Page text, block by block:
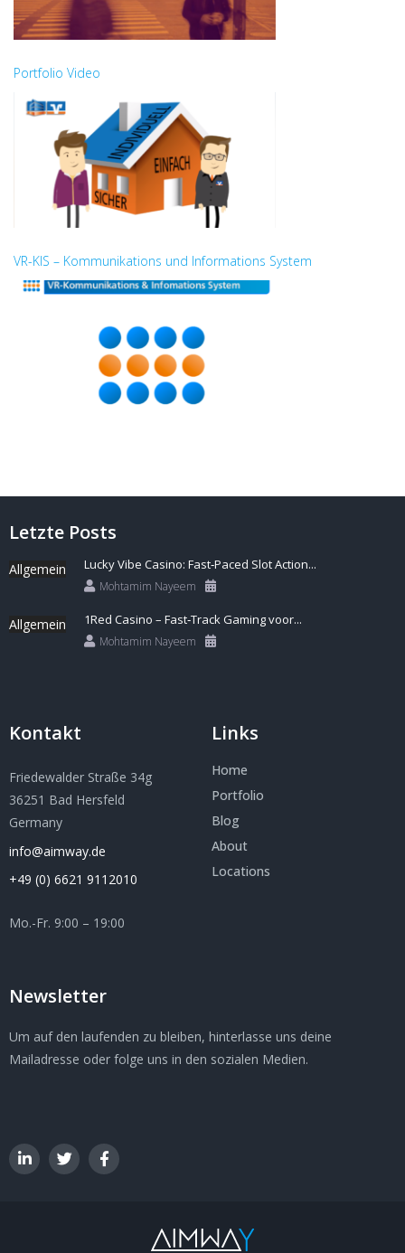
Portfolio Video
VR-KIS – Kommunikations und Informations System
Letzte Posts
Allgemein Lucky Vibe Casino: Fast‑Paced Slot Action...
Mohtamim Nayeem
Allgemein 1Red Casino – Fast‑Track Gaming voor...
Mohtamim Nayeem
Kontakt
Friedewalder Straße 34g
36251 Bad Hersfeld
Germany
info@aimway.de
+49 (0) 6621 9112010
Mo.-Fr. 9:00 – 19:00
Links
Home
Portfolio
Blog
About
Locations
Newsletter
Um auf den laufenden zu bleiben, hinterlasse uns deine
Mailadresse oder folge uns in den sozialen Medien.